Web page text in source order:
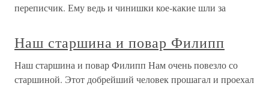
переписчик. Ему ведь и чинишки кое-какие шли за
Наш старшина и повар Филипп
Наш старшина и повар Филипп Нам очень повезло со
старшиной. Этот добрейший человек прошагал и проехал